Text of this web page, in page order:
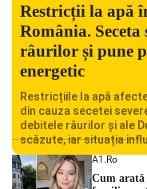
Restricții la apă
România. Seceta
râurilor și pune
energetic
Restricțiile la apă
din cauza secetei
debitele râurilor și ale
scăzute, iar situația
Centralei Nucleare de
cu una dintre cele mai
hidrologic din ultimii
A1.ro
Cum arată